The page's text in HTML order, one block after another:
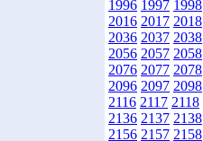
1996 1997 1998
2016 2017 2018
2036 2037 2038
2056 2057 2058
2076 2077 2078
2096 2097 2098
2116 2117 2118
2136 2137 2138
2156 2157 2158